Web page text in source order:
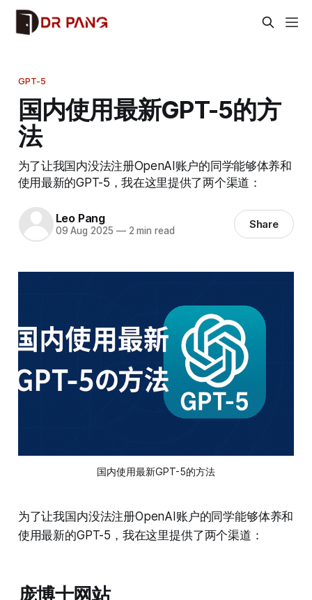
GPT-5
国内使用最新GPT-5的方
法
为了让我国内没法注册OpenAI账户的同学能够体养和
使用最新的GPT-5，我在这里提供了两个渠道：
Leo Pang
09 Aug 2025 —2 min read Share
国内使用最新GPT-5的方法
为了让我国内没法注册OpenAI账户的同学能够体养和
使用最新的GPT-5，我在这里提供了两个渠道：
庞博士网站